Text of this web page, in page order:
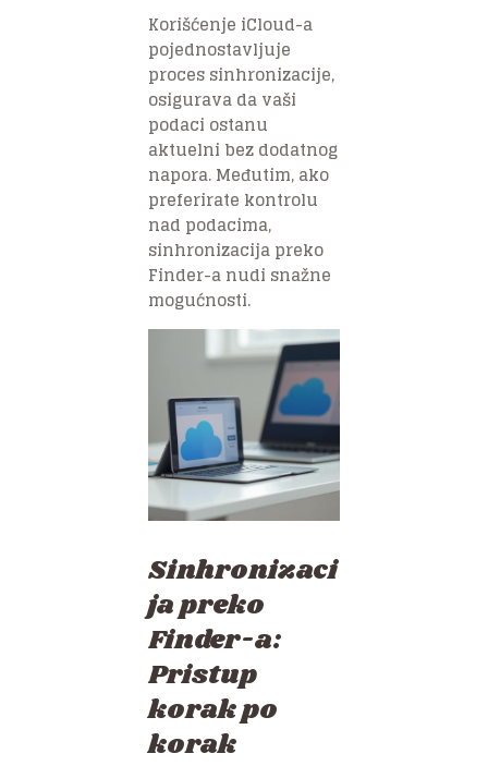
Korišćenje iCloud-a
pojednostavljuje
proces sinhronizacije,
osigurava da vaši
podaci ostanu
aktuelni bez dodatnog
napora. Međutim, ako
preferirate kontrolu
nad podacima,
sinhronizacija preko
Finder-a nudi snažne
mogućnosti.
Sinhronizaci
ja preko
Finder-a:
Pristup
korak po
korak